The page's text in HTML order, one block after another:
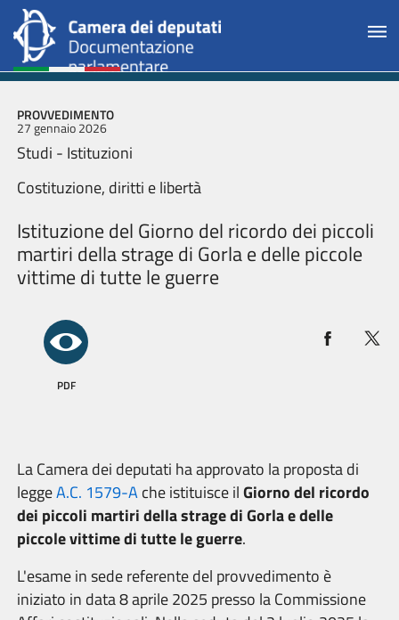
PROVVEDIMENTO
27 gennaio 2026
Studi - Istituzioni
Costituzione, diritti e libertà
Istituzione del Giorno del ricordo dei piccoli
martiri della strage di Gorla e delle piccole
vittime di tutte le guerre
PDF
La Camera dei deputati ha approvato la proposta di
leggeA.C. 1579-Ache istituisce ilGiorno del ricordo
dei piccoli martiri della strage di Gorla e delle
piccole vittime di tutte le guerre.
L'esame in sede referente del provvedimento è
iniziato in data 8 aprile 2025 presso la Commissione